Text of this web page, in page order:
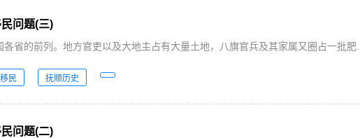
问题(三)
省的前列。地方官吏以及大地主占有大量土地，八旗官兵及其家属又圈占一批肥...
民 抚顺历史
问题(二)